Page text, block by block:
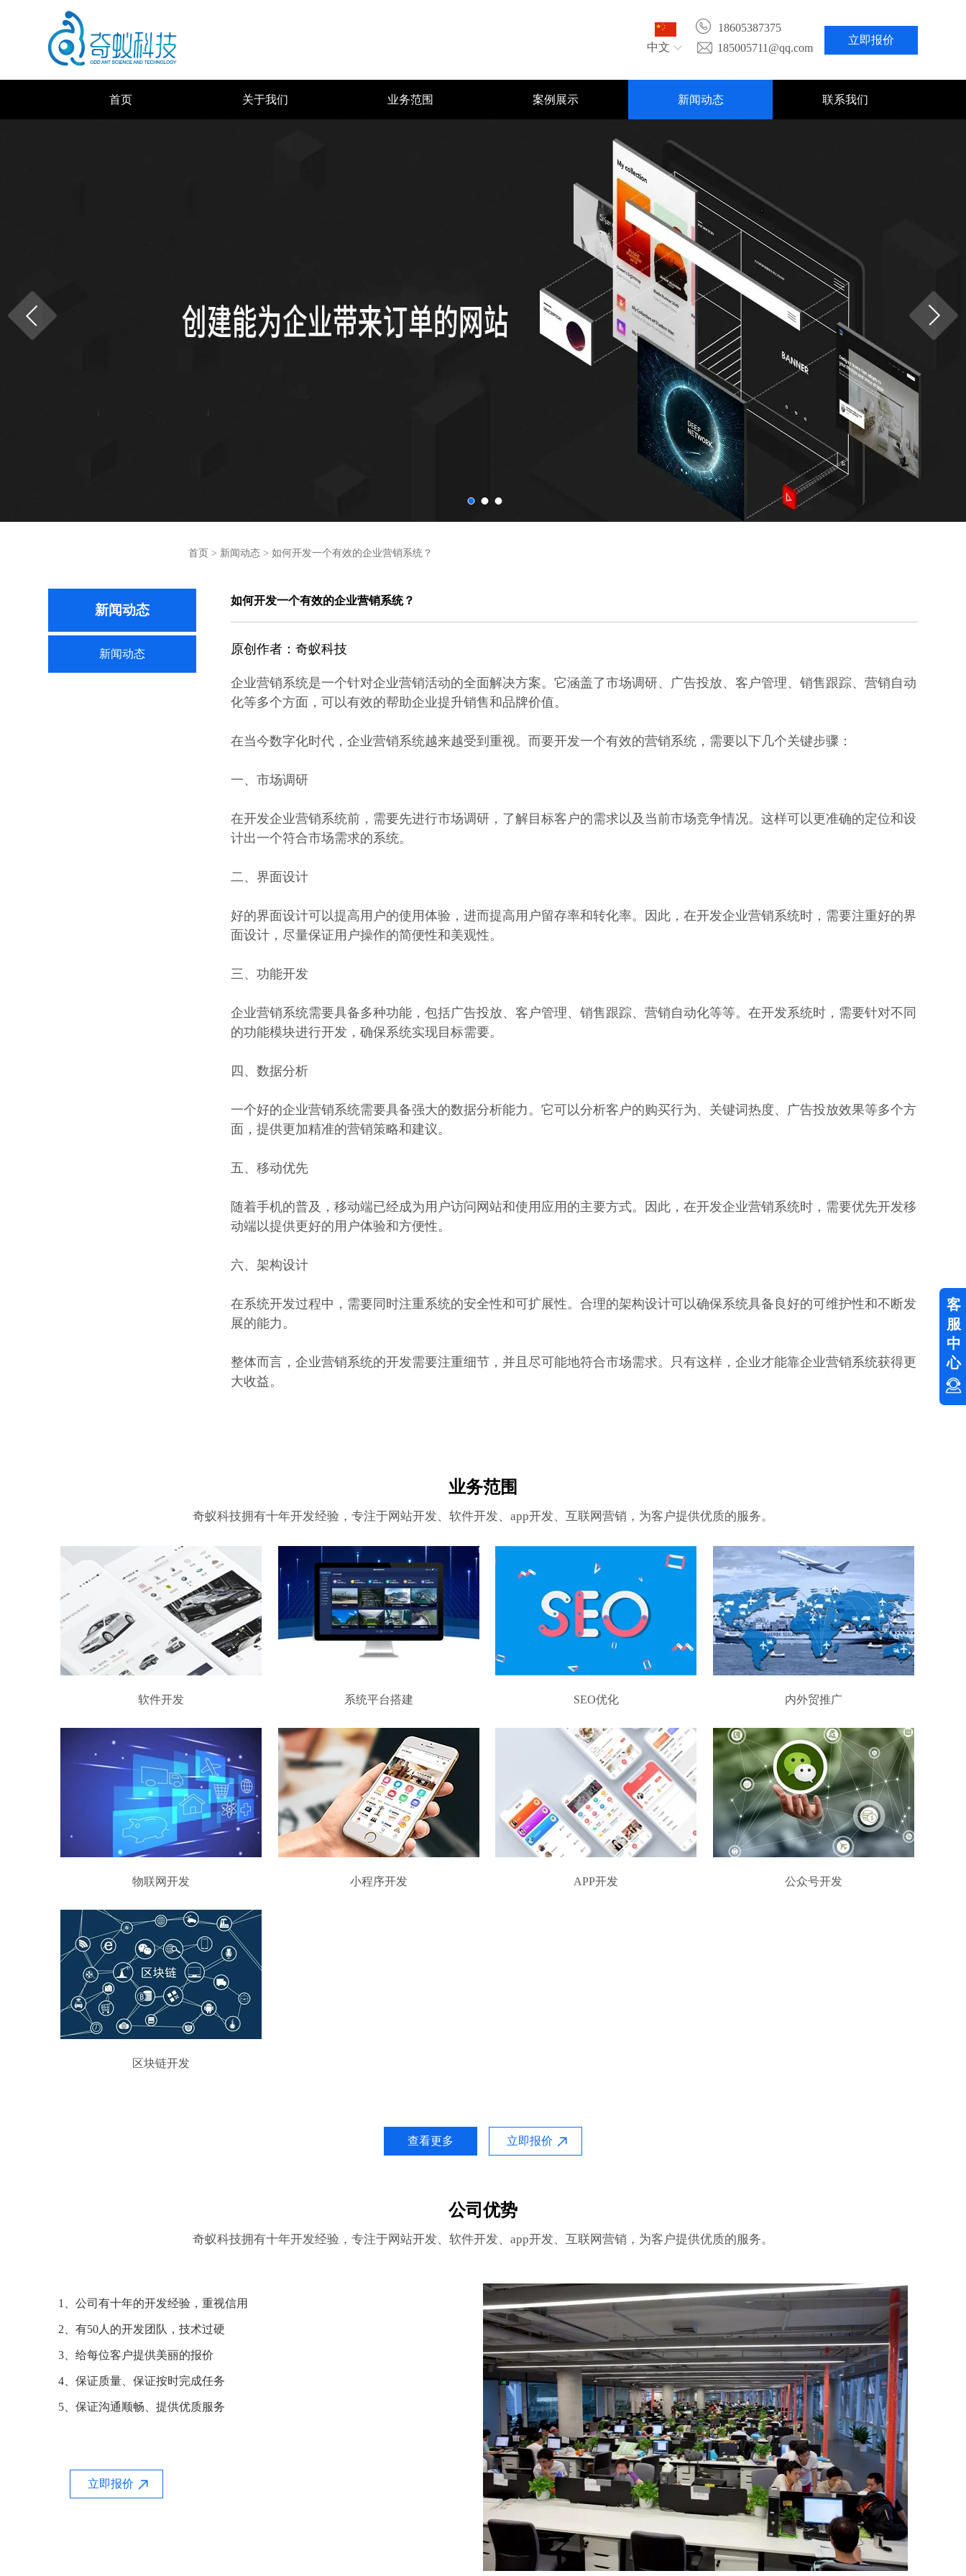
中文
18605387375
185005711@qq.com
立即报价
首页 关于我们 业务范围 案例展示 新闻动态 联系我们
首页 > 新闻动态> 如何开发一个有效的企业营销系统？
新闻动态
新闻动态
如何开发一个有效的企业营销系统？
原创作者：奇蚁科技
企业营销系统是一个针对企业营销活动的全面解决方案。它涵盖了市场调研、广告投放、客户管理、销售跟踪、营销自动
化等多个方面，可以有效的帮助企业提升销售和品牌价值。
在当今数字化时代，企业营销系统越来越受到重视。而要开发一个有效的营销系统，需要以下几个关键步骤：
一、市场调研
在开发企业营销系统前，需要先进行市场调研，了解目标客户的需求以及当前市场竞争情况。这样可以更准确的定位和设
计出一个符合市场需求的系统。
二、界面设计
好的界面设计可以提高用户的使用体验，进而提高用户留存率和转化率。因此，在开发企业营销系统时，需要注重好的界
面设计，尽量保证用户操作的简便性和美观性。
三、功能开发
企业营销系统需要具备多种功能，包括广告投放、客户管理、销售跟踪、营销自动化等等。在开发系统时，需要针对不同
的功能模块进行开发，确保系统实现目标需要。
四、数据分析
一个好的企业营销系统需要具备强大的数据分析能力。它可以分析客户的购买行为、关键词热度、广告投放效果等多个方
面，提供更加精准的营销策略和建议。
五、移动优先
随着手机的普及，移动端已经成为用户访问网站和使用应用的主要方式。因此，在开发企业营销系统时，需要优先开发移
动端以提供更好的用户体验和方便性。
六、架构设计
在系统开发过程中，需要同时注重系统的安全性和可扩展性。合理的架构设计可以确保系统具备良好的可维护性和不断发
展的能力。
整体而言，企业营销系统的开发需要注重细节，并且尽可能地符合市场需求。只有这样，企业才能靠企业营销系统获得更
大收益。
业务范围
奇蚁科技拥有十年开发经验，专注于网站开发、软件开发、app开发、互联网营销，为客户提供优质的服务。
软件开发 系统平台搭建 SEO优化 内外贸推广
物联网开发 小程序开发 APP开发 公众号开发
区块链开发
查看更多 立即报价
公司优势
奇蚁科技拥有十年开发经验，专注于网站开发、软件开发、app开发、互联网营销，为客户提供优质的服务。
1、公司有十年的开发经验，重视信用
2、有50人的开发团队，技术过硬
3、给每位客户提供美丽的报价
4、保证质量、保证按时完成任务
5、保证沟通顺畅、提供优质服务
立即报价
客
服
中
心